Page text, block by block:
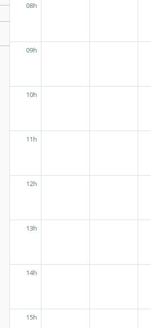
08h
09h
10h
11h
12h
13h
14h
15h